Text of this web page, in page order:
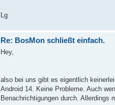
Lg
Re: BosMon schließt einfach.
Hey,
also bei uns gibt es eigentlich
Android 14. Keine Probleme. Auch
Benachrichtigungen durch. Allerdings